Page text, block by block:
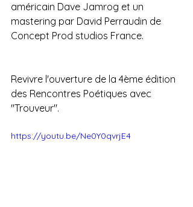
américain Dave Jamrog et un
mastering par David Perraudin de
Concept Prod studios France.
Revivre l'ouverture de la 4ème édition
des Rencontres Poétiques avec
"Trouveur".
https://youtu.be/Ne0Y0qvrjE4